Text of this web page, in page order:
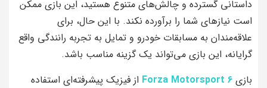
داستانی گسترده و چالش‌های متنوع هستید، این بازی ممکن
است نیاز‌های شما را برآورده نکند. با این حال، برای
علاقه‌مندان به مسابقات خودرو و تمایل به تجربه رانندگی واقع‌
گرایانه، این بازی می‌تواند یک گزینه مناسب باشد.
بازی Forza Motorsport 6 از فیزیک پیشرفته‌ای استفاده